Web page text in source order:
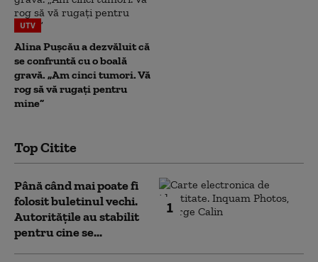
UTV
Alina Pușcău a dezvăluit că
se confruntă cu o boală
gravă. „Am cinci tumori. Vă
rog să vă rugați pentru
mine”
Top Citite
1
Până când mai poate fi
folosit buletinul vechi.
Autoritățile au stabilit
pentru cine se...